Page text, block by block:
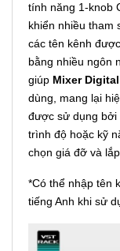
tính năng 1-knob
khiển nhiều tham
các tên kênh
bằng nhiều ngôn
giúp Mixer
dùng, mang lại
được sử dụng bởi
trình độ hoặc kỹ
chọn giá đỡ và
*Có thể nhập tên
tiếng Anh khi sử